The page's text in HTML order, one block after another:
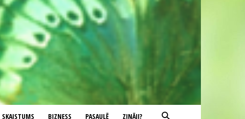
SKAISTUMS BIZNESS PASAULĒ ZINĀJI?